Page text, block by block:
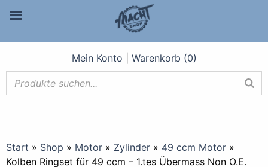
Mein Konto Warenkorb (0)
Start » Shop » Motor » Zylinder » 49 ccm Motor »
Kolben Ringset für 49 ccm – 1.tes Übermass Non O.E.